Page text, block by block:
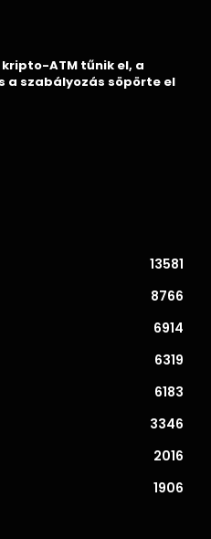
ATM tűnik el, a
a szabályozás söpörte el
13581
8766
6914
6319
6183
3346
2016
1906